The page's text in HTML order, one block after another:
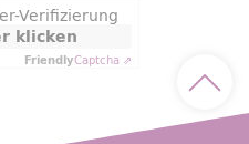
Verifizierung
klicken
FriendlyCaptcha ⇗